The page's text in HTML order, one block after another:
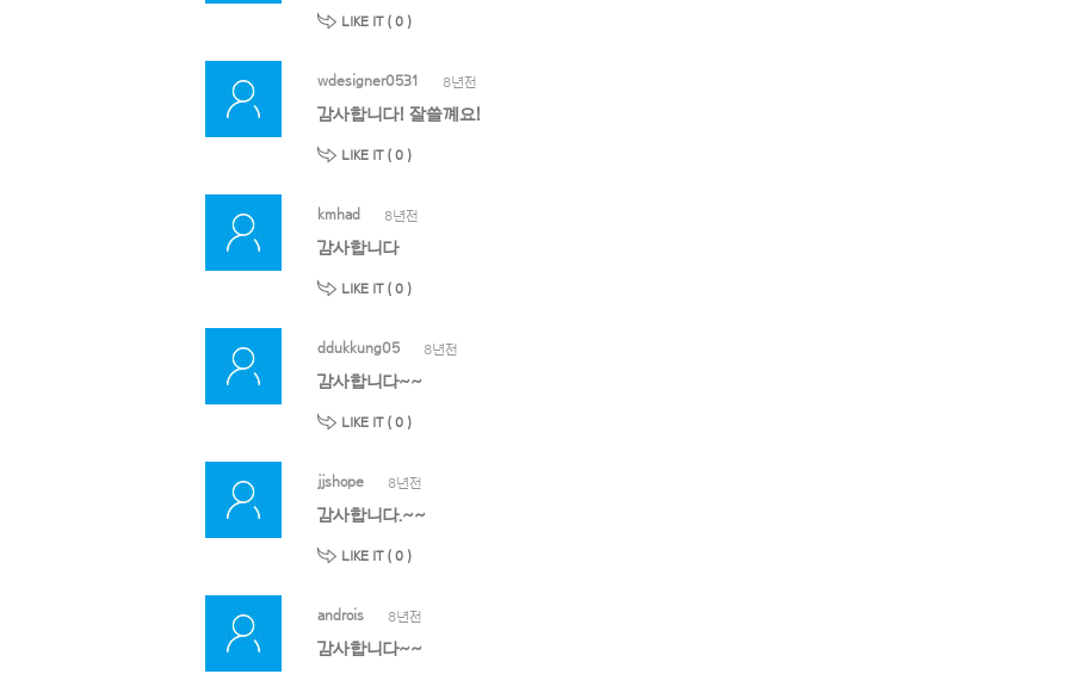
LIKE IT ( 0 )
wdesigner0531 8년전
감사합니다! 잘쓸꼐요!
LIKE IT ( 0 )
kmhad 8년전
감사합니다
LIKE IT ( 0 )
ddukkung05 8년전
감사합니다~~
LIKE IT ( 0 )
jjshope 8년전
감사합니다.~~
LIKE IT ( 0 )
androis 8년전
감사합니다~~